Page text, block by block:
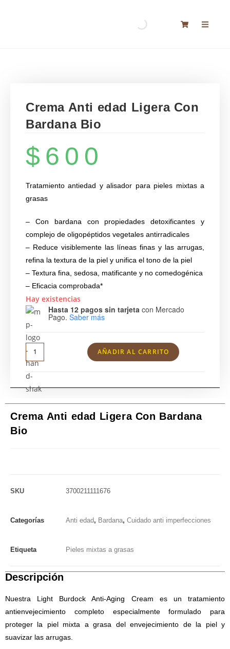
Crema Anti edad Ligera Con
Bardana Bio
$ 600
Tratamiento antiedad y alisador para pieles mixtas a
grasas
– Con bardana con propiedades detoxificantes y
complejo de oligopéptidos vegetales antirradicales
– Reduce visiblemente las líneas finas y las arrugas,
refina la textura de la piel y unifica el tono de la piel
– Textura fina, sedosa, matificante y no comedogénica
– Eficacia comprobada*
Hay existencias
Hasta 12 pagos sin tarjeta con Mercado
Pago. Saber más
AÑADIR AL CARRITO
Crema Anti edad Ligera Con Bardana
Bio
SKU 3700211111676
Categorías Anti edad, Bardana, Cuidado anti imperfecciones
Etiqueta Pieles mixtas a grasas
Descripción
Nuestra Light Burdock Anti-Aging Cream es un tratamiento
antienvejecimiento completo especialmente formulado para
proteger la piel mixta a grasa del envejecimiento de la piel y
suavizar las arrugas.